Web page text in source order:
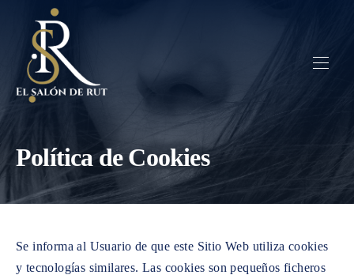
El Salón de Rut
Política de Cookies
Se informa al Usuario de que este Sitio Web utiliza cookies
y tecnologías similares. Las cookies son pequeños ficheros